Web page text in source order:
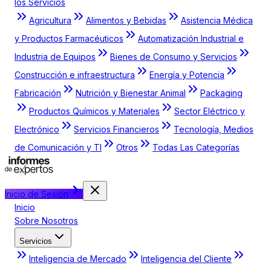
los Servicios
Agricultura
Alimentos y Bebidas
Asistencia Médica
y Productos Farmacéuticos
Automatización Industrial e
Industria de Equipos
Bienes de Consumo y Servicios
Construcción e infraestructura
Energía y Potencia
Fabricación
Nutrición y Bienestar Animal
Packaging
Productos Químicos y Materiales
Sector Eléctrico y
Electrónico
Servicios Financieros
Tecnología, Medios
de Comunicación y TI
Otros Todas Las Categorías
Inicio de Sesión
Inicio
Sobre Nosotros
Servicios
Inteligencia de Mercado
Inteligencia del Cliente